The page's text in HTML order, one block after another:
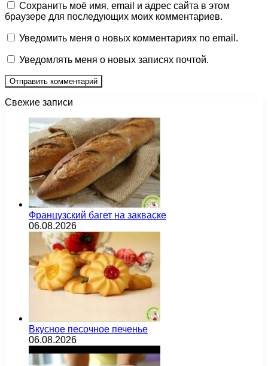
Сохранить моё имя, email и адрес сайта в этом
браузере для последующих моих комментариев.
Уведомить меня о новых комментариях по email.
Уведомлять меня о новых записях почтой.
Свежие записи
Французский багет на закваске
06.08.2026
Вкусное песочное печенье
06.08.2026